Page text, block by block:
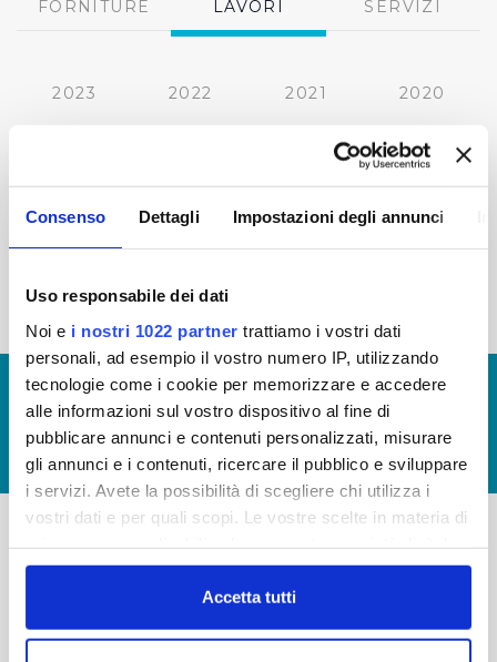
Consenso Dettagli Impostazioni degli annunci
Uso responsabile dei dati
Noi e i nostri 1022 partner trattiamo i vostri dati
personali, ad esempio il vostro numero IP, utilizzando
tecnologie come i cookie per memorizzare e accedere
alle informazioni sul vostro dispositivo al fine di
pubblicare annunci e contenuti personalizzati, misurare
gli annunci e i contenuti, ricercare il pubblico e sviluppare
i servizi. Avete la possibilità di scegliere chi utilizza i
vostri dati e per quali scopi. Le vostre scelte in materia di
in cui avete effettuato le vostre scelte. È possibile
modificare o revocare il proprio consenso in qualsiasi
momento dalla Dichiarazione sui cookie o facendo clic
Accetta tutti
FORNITURE LAVORI SERVIZI
2023 2022 2021 2020
2016
2015 2014 2013 2012
2010
© Copyright 2017 - 2026
GLOSSARIO
GIUDICA IL SERVIZIO
LAVORA CON NOI
Via Villamagna 90/c -
-
FAQ
PRIVACY POLICY